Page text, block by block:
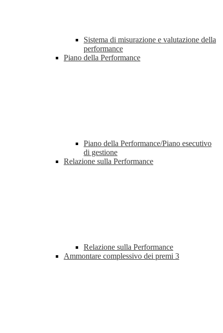
Sistema di misurazione e valutazione della
performance
Piano della Performance
Piano della Performance/Piano esecutivo
di gestione
Relazione sulla Performance
Relazione sulla Performance
Ammontare complessivo dei premi 3